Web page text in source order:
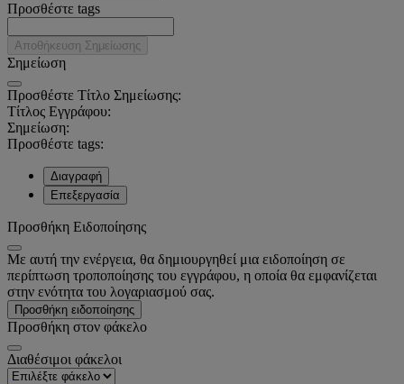
Προσθέστε tags
Αποθήκευση Σημείωσης
Σημείωση
Προσθέστε Τίτλο Σημείωσης:
Τίτλος Εγγράφου:
Σημείωση:
Προσθέστε tags:
Διαγραφή
Επεξεργασία
Προσθήκη Ειδοποίησης
Με αυτή την ενέργεια, θα δημιουργηθεί μια ειδοποίηση σε
περίπτωση τροποποίησης του εγγράφου, η οποία θα εμφανίζεται
στην ενότητα του λογαριασμού σας.
Προσθήκη ειδοποίησης
Προσθήκη στον φάκελο
Διαθέσιμοι φάκελοι